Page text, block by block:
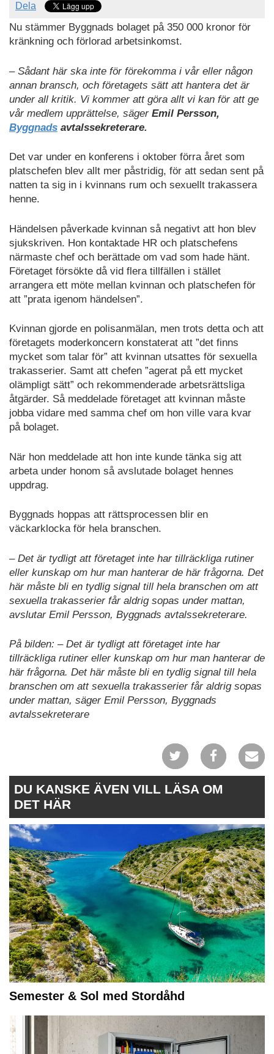
Dela
Nu stämmer Byggnads bolaget på 350 000 kronor för
kränkning och förlorad arbetsinkomst.
– Sådant här ska inte för förekomma i vår eller någon
annan bransch, och företagets sätt att hantera det är
under all kritik. Vi kommer att göra allt vi kan för att ge
vår medlem upprättelse, säger Emil Persson,
Byggnads avtalssekreterare.
Det var under en konferens i oktober förra året som
platschefen blev allt mer påstridig, för att sedan sent på
natten ta sig in i kvinnans rum och sexuellt trakassera
henne.
Händelsen påverkade kvinnan så negativt att hon blev
sjukskriven. Hon kontaktade HR och platschefens
närmaste chef och berättade om vad som hade hänt.
Företaget försökte då vid flera tillfällen i stället
arrangera ett möte mellan kvinnan och platschefen för
att ”prata igenom händelsen”.
Kvinnan gjorde en polisanmälan, men trots detta och att
företagets moderkoncern konstaterat att ”det finns
mycket som talar för” att kvinnan utsattes för sexuella
trakasserier. Samt att chefen ”agerat på ett mycket
olämpligt sätt” och rekommenderade arbetsrättsliga
åtgärder. Så meddelade företaget att kvinnan måste
jobba vidare med samma chef om hon ville vara kvar
på bolaget.
När hon meddelade att hon inte kunde tänka sig att
arbeta under honom så avslutade bolaget hennes
uppdrag.
Byggnads hoppas att rättsprocessen blir en
väckarklocka för hela branschen.
– Det är tydligt att företaget inte har tillräckliga rutiner
eller kunskap om hur man hanterar de här frågorna. Det
här måste bli en tydlig signal till hela branschen om att
sexuella trakasserier får aldrig sopas under mattan,
avslutar Emil Persson, Byggnads avtalssekreterare.
På bilden: – Det är tydligt att företaget inte har
tillräckliga rutiner eller kunskap om hur man hanterar de
här frågorna. Det här måste bli en tydlig signal till hela
branschen om att sexuella trakasserier får aldrig sopas
under mattan, säger Emil Persson, Byggnads
avtalssekreterare
DU KANSKE ÄVEN VILL LÄSA OM
DET HÄR
Semester & Sol med Stordåhd